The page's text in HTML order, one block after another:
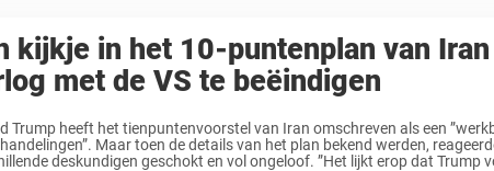
kijkje in het 10-puntenplan van
met de VS te beëindigen
Trump heeft het tienpuntenvoorstel van Iran omschreven als een
Maar toen de details van het plan bekend werden,
deskundigen geschokt en vol ongeloof. ”Het lijkt erop dat Trump